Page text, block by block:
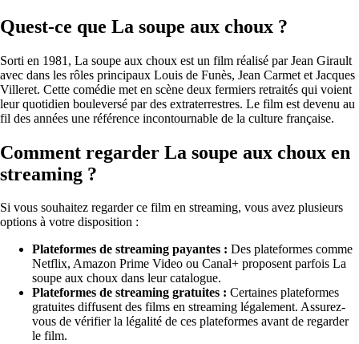
Quest-ce que La soupe aux choux ?
Sorti en 1981, La soupe aux choux est un film réalisé par Jean Girault
avec dans les rôles principaux Louis de Funès, Jean Carmet et Jacques
Villeret. Cette comédie met en scène deux fermiers retraités qui voient
leur quotidien bouleversé par des extraterrestres. Le film est devenu au
fil des années une référence incontournable de la culture française.
Comment regarder La soupe aux choux en
streaming ?
Si vous souhaitez regarder ce film en streaming, vous avez plusieurs
options à votre disposition :
Plateformes de streaming payantes : Des plateformes comme
Netflix, Amazon Prime Video ou Canal+ proposent parfois La
soupe aux choux dans leur catalogue.
Plateformes de streaming gratuites : Certaines plateformes
gratuites diffusent des films en streaming légalement. Assurez-
vous de vérifier la légalité de ces plateformes avant de regarder
le film.